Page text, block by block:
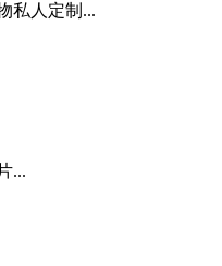
私人定制...
...